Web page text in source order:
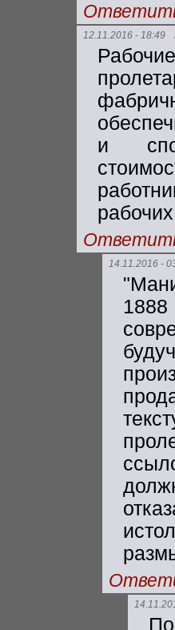
12.11.2016 - 18:49
и
14.11.2016 -
1888